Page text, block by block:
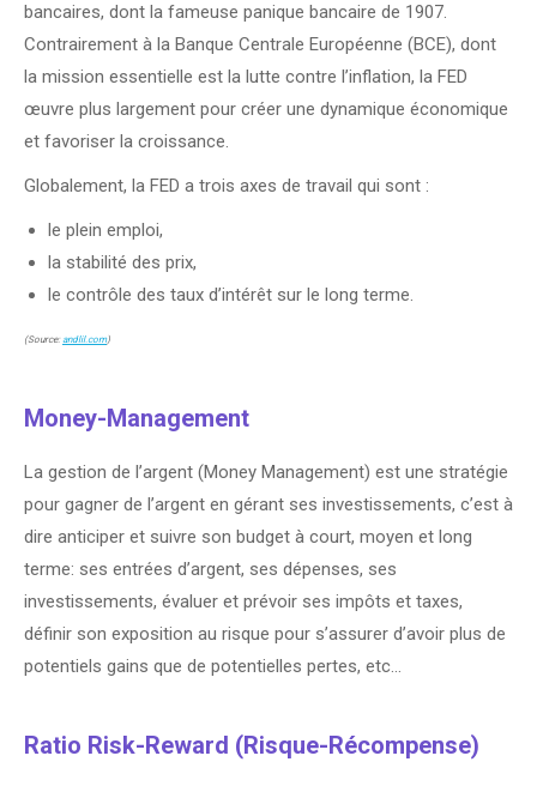
bancaires, dont la fameuse panique bancaire de 1907.
Contrairement à la Banque Centrale Européenne (BCE), dont
la mission essentielle est la lutte contre l’inflation, la FED
œuvre plus largement pour créer une dynamique économique
et favoriser la croissance.
Globalement, la FED a trois axes de travail qui sont :
le plein emploi,
la stabilité des prix,
le contrôle des taux d’intérêt sur le long terme.
(Source: andlil.com)
Money-Management
La gestion de l’argent (Money Management) est une stratégie
pour gagner de l’argent en gérant ses investissements, c’est à
dire anticiper et suivre son budget à court, moyen et long
terme: ses entrées d’argent, ses dépenses, ses
investissements, évaluer et prévoir ses impôts et taxes,
définir son exposition au risque pour s’assurer d’avoir plus de
potentiels gains que de potentielles pertes, etc…
Ratio Risk-Reward (Risque-Récompense)